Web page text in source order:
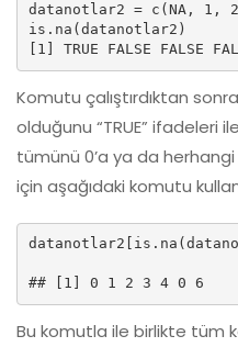
datanotlar2 = c(NA, 1,
is.na(datanotlar2)
[1] TRUE FALSE FALSE
Komutu çalıştırdıktan
olduğunu “TRUE” ifadeleri
tümünü 0’a ya da
için aşağıdaki komutu
## [1] 0 1 2 3 4 0 6
Bu komutla ile birlikte tüm